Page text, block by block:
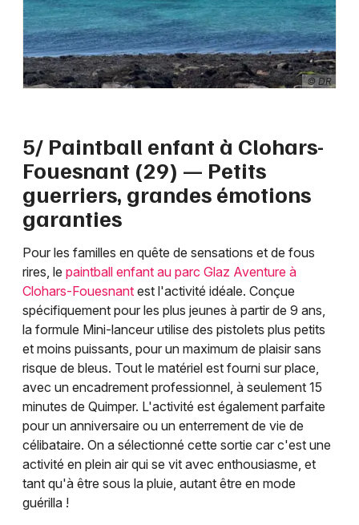
© DR
5/ Paintball enfant à Clohars-
Fouesnant (29) — Petits
guerriers, grandes émotions
garanties
Pour les familles en quête de sensations et de fous
rires, le paintball enfant au parc Glaz Aventure à
Clohars-Fouesnant est l'activité idéale. Conçue
spécifiquement pour les plus jeunes à partir de 9 ans,
la formule Mini-lanceur utilise des pistolets plus petits
et moins puissants, pour un maximum de plaisir sans
risque de bleus. Tout le matériel est fourni sur place,
avec un encadrement professionnel, à seulement 15
minutes de Quimper. L'activité est également parfaite
pour un anniversaire ou un enterrement de vie de
célibataire. On a sélectionné cette sortie car c'est une
activité en plein air qui se vit avec enthousiasme, et
tant qu'à être sous la pluie, autant être en mode
guérilla !